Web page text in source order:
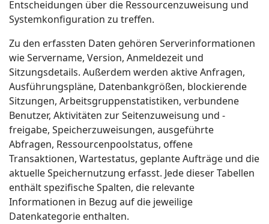
Entscheidungen über die Ressourcenzuweisung und
Systemkonfiguration zu treffen.
Zu den erfassten Daten gehören Serverinformationen
wie Servername, Version, Anmeldezeit und
Sitzungsdetails. Außerdem werden aktive Anfragen,
Ausführungspläne, Datenbankgrößen, blockierende
Sitzungen, Arbeitsgruppenstatistiken, verbundene
Benutzer, Aktivitäten zur Seitenzuweisung und -
freigabe, Speicherzuweisungen, ausgeführte
Abfragen, Ressourcenpoolstatus, offene
Transaktionen, Wartestatus, geplante Aufträge und die
aktuelle Speichernutzung erfasst. Jede dieser Tabellen
enthält spezifische Spalten, die relevante
Informationen in Bezug auf die jeweilige
Datenkategorie enthalten.